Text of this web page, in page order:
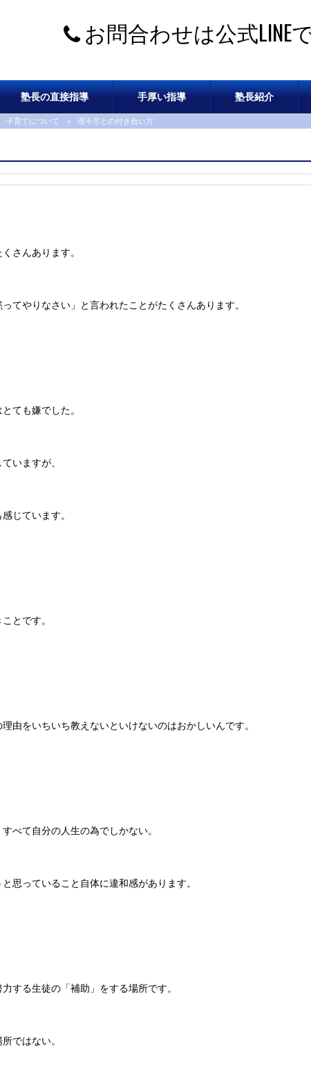
お問合わせは公式LINE
塾長の直接指導 手厚い指導 塾長紹介
子育てについて > 理不尽との付き合い方
さんあります。
てやりなさい」と言われたことがたくさんあります。
ても嫌でした。
いますが、
じています。
とです。
由をいちいち教えないといけないのはおかしいんです。
べて自分の人生の為でしかない。
思っていること自体に違和感があります。
する生徒の「補助」をする場所です。
ではない。